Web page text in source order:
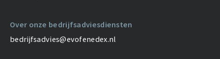
Over onze bedrijfsadviesdiensten
bedrijfsadvies@evofenedex.nl